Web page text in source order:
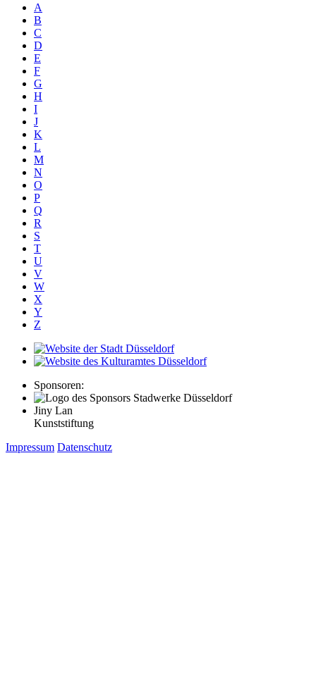
A
B
C
D
E
F
G
H
I
J
K
L
M
N
O
P
Q
R
S
T
U
V
W
X
Y
Z
Sponsoren:
Jiny Lan
Kunststiftung
Impressum Datenschutz